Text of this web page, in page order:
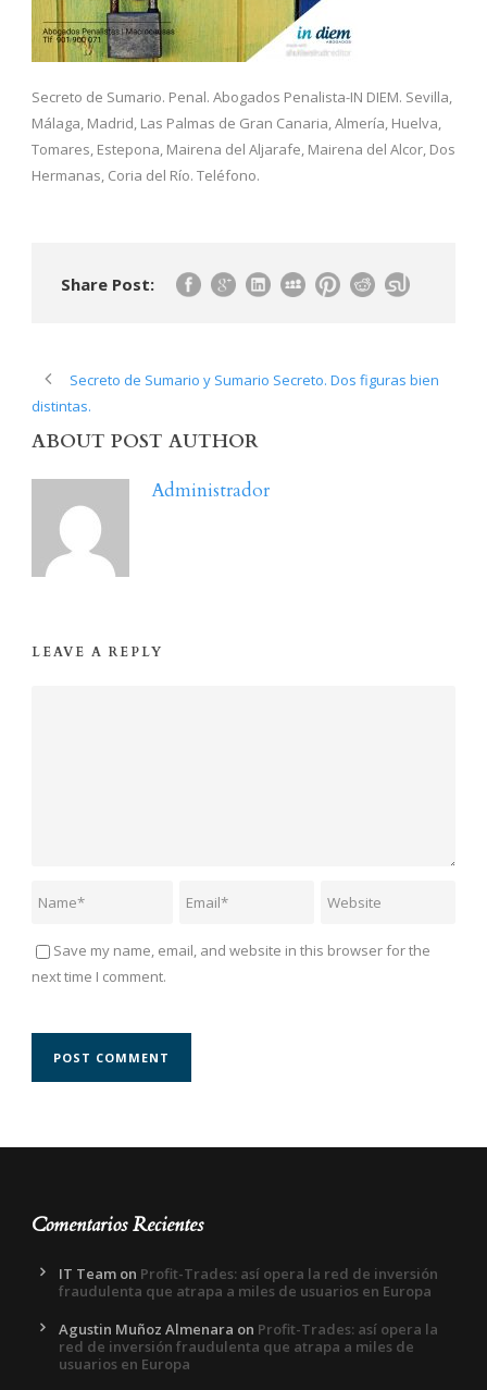
Secreto de Sumario. Penal. Abogados Penalista-IN DIEM. Sevilla,
Málaga, Madrid, Las Palmas de Gran Canaria, Almería, Huelva,
Tomares, Estepona, Mairena del Aljarafe, Mairena del Alcor, Dos
Hermanas, Coria del Río. Teléfono.
Share Post:
Secreto de Sumario y Sumario Secreto. Dos figuras bien
distintas.
ABOUT POST AUTHOR
Administrador
LEAVE A REPLY
Save my name, email, and website in this browser for the
next time I comment.
Comentarios Recientes
IT Team on Profit-Trades: así opera la red de inversión
fraudulenta que atrapa a miles de usuarios en Europa
Agustin Muñoz Almenara on Profit-Trades: así opera la
red de inversión fraudulenta que atrapa a miles de
usuarios en Europa